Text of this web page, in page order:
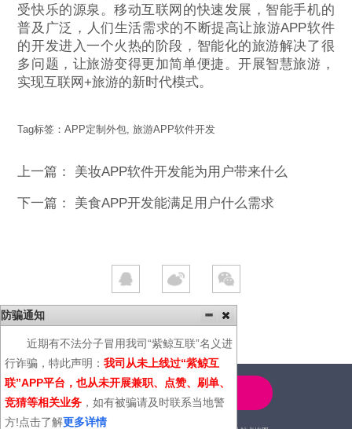
受快乐的源泉。移动互联网的快速发展，智能手机的
普及广泛，人们生活需求的不断提高让旅游APP软件
的开发进入一个火热的阶段，智能化的旅游解决了很
多问题，让旅游变得更加简单便捷。开展智慧旅游，
实现互联网+旅游的新时代模式。
Tag标签：APP定制外包 ,旅游APP软件开发
上一篇： 美妆APP软件开发能为用户带来什么
下一篇： 美食APP开发能满足用户什么需求
4000-600-366
防骗通知
近期有不法分子冒用我司“紫鲸互联”名义进
行诈骗，特此声明： 我司从未上线过“紫鲸互
联”APP平台，也从未开展兼职、点赞、刷单、
竞猜等相关业务 ，如有被骗请及时联系当地警
方!点击了解更多详情